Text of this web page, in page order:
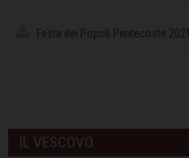
Festa dei Popoli Pentecoste 2021
IL VESCOVO